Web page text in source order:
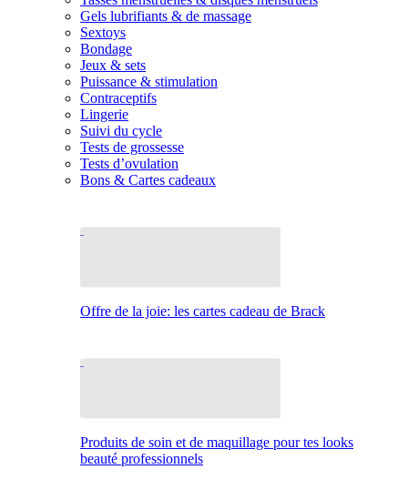
Gels lubrifiants & de massage
Sextoys
Bondage
Jeux & sets
Puissance & stimulation
Contraceptifs
Lingerie
Suivi du cycle
Tests de grossesse
Tests d’ovulation
Bons & Cartes cadeaux
Offre de la joie: les cartes cadeau de Brack
Produits de soin et de maquillage pour tes looks
beauté professionnels